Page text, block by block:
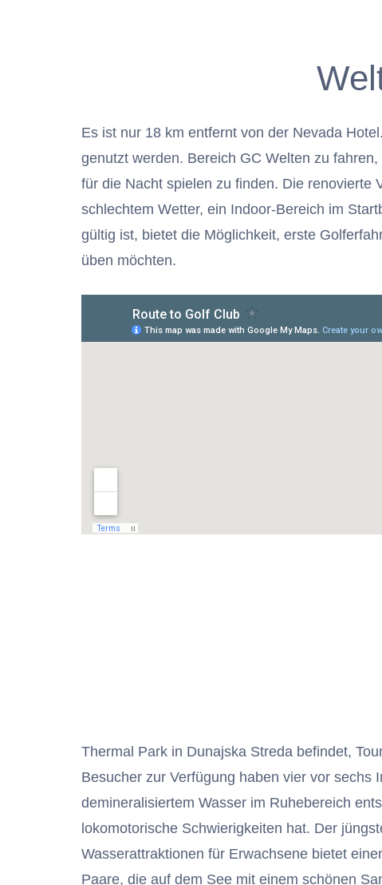
Es ist nur 18 km entfernt von der Nevada
genutzt werden. Bereich GC Welten zu
für die Nacht spielen zu finden. Die renovierte
schlechtem Wetter, ein Indoor-Bereich im
gültig ist, bietet die Möglichkeit, erste
üben möchten.
Thermal Park in Dunajska Streda befindet,
Besucher zur Verfügung haben vier vor
demineralisiertem Wasser im Ruhebereich
lokomotorische Schwierigkeiten hat. Der
Wasserattraktionen für Erwachsene bietet
Paare, die auf dem See mit einem schönen